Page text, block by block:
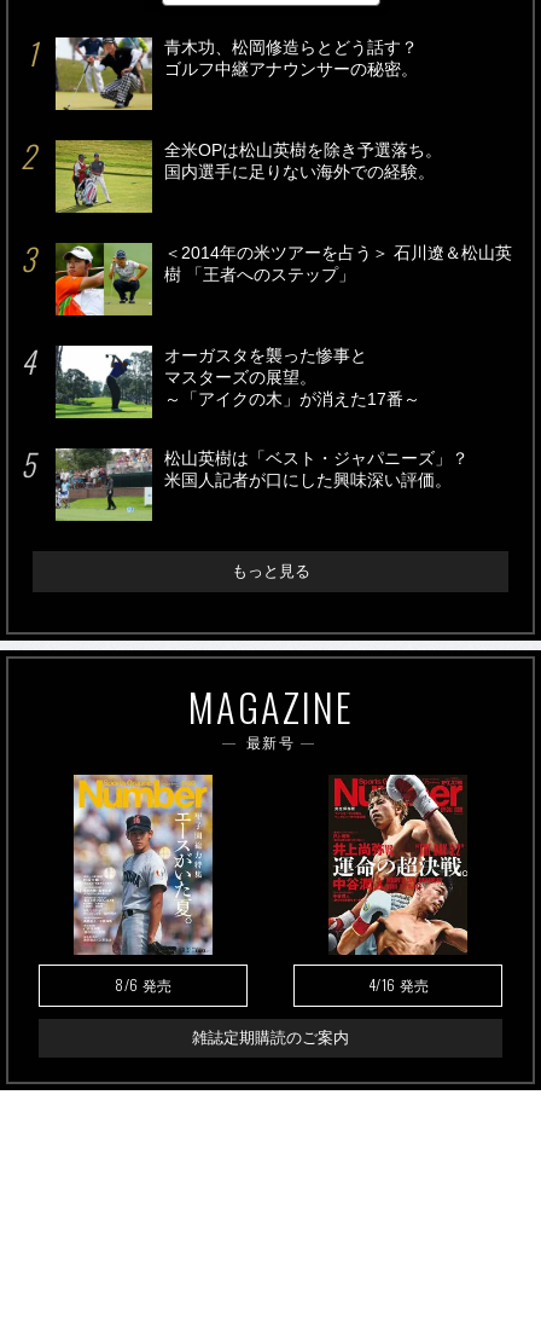
青木功、松岡修造らとどう話す？
ゴルフ中継アナウンサーの秘密。
全米OPは松山英樹を除き予選落ち。
国内選手に足りない海外での経験。
＜2014年の米ツアーを占う＞ 石川遼＆松山英
樹 「王者へのステップ」
オーガスタを襲った惨事と
マスターズの展望。
～「アイクの木」が消えた17番～
松山英樹は「ベスト・ジャパニーズ」？
米国人記者が口にした興味深い評価。
もっと見る
MAGAZINE
最新号
8/6 発売 4/16 発売
雑誌定期購読のご案内